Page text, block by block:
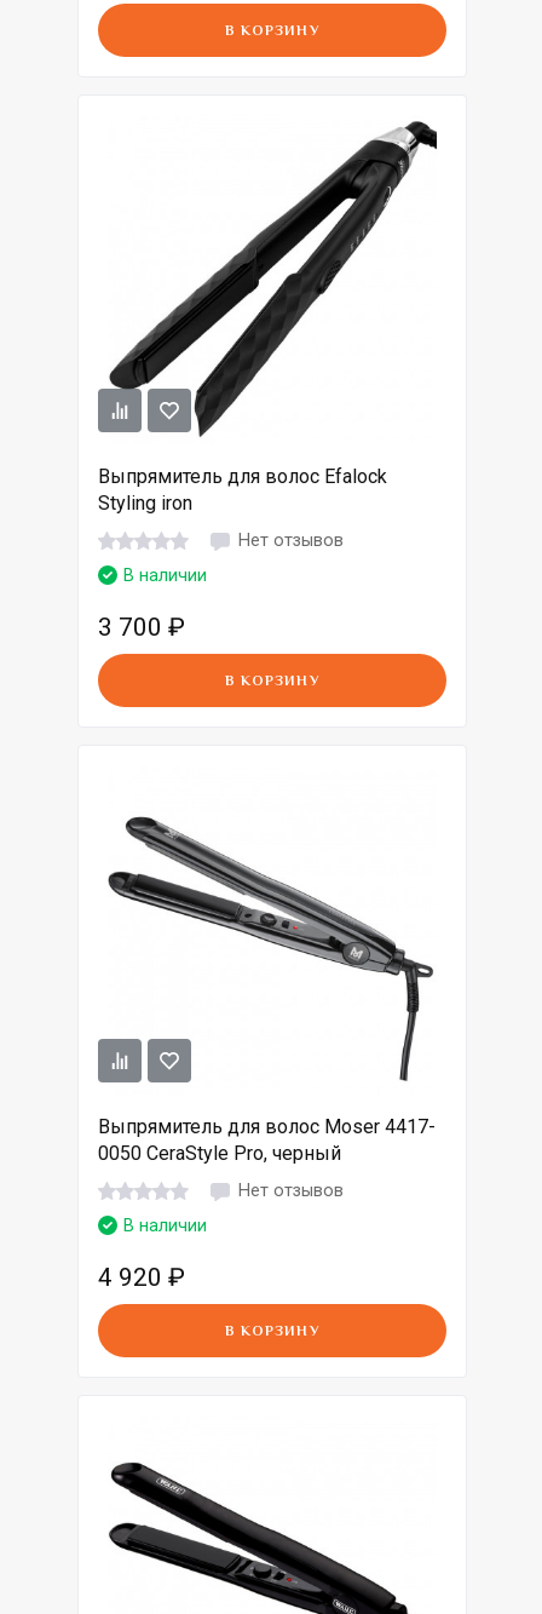
В КОРЗИНУ
Выпрямитель для волос Efalock
Styling iron
Нет отзывов
В наличии
3 700 ₽
В КОРЗИНУ
Выпрямитель для волос Moser 4417-
0050 CeraStyle Pro, черный
Нет отзывов
В наличии
4 920 ₽
В КОРЗИНУ